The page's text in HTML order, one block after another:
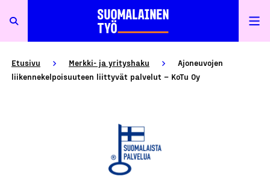
Etusivu Merkki- ja yrityshaku
Ajoneuvojen
liikennekelpoisuuteen liittyvät palvelut – KoTu Oy